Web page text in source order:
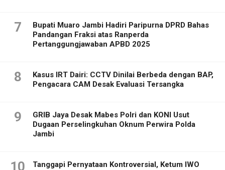
7
Bupati Muaro Jambi Hadiri Paripurna DPRD Bahas
Pandangan Fraksi atas Ranperda
Pertanggungjawaban APBD 2025
8
Kasus IRT Dairi: CCTV Dinilai Berbeda dengan BAP,
Pengacara CAM Desak Evaluasi Tersangka
9
GRIB Jaya Desak Mabes Polri dan KONI Usut
Dugaan Perselingkuhan Oknum Perwira Polda
Jambi
10
Tanggapi Pernyataan Kontroversial, Ketum IWO